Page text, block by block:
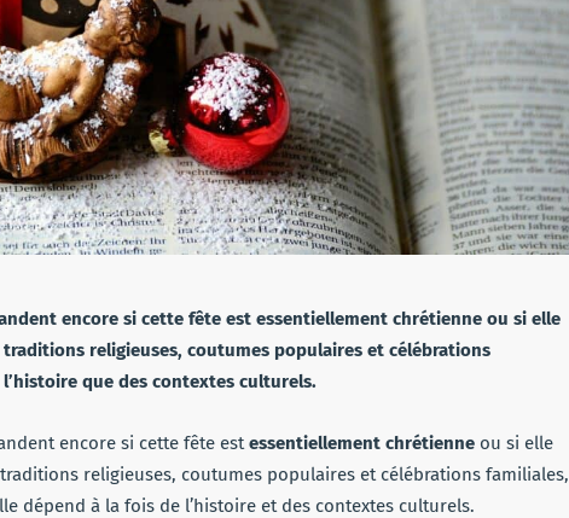
encore si cette fête est essentiellement chrétienne ou si elle
religieuses, coutumes populaires et célébrations
que des contextes culturels.
encore si cette fête est essentiellement chrétienne ou si elle
religieuses, coutumes populaires et célébrations familiales,
dépend à la fois de l’histoire et des contextes culturels.